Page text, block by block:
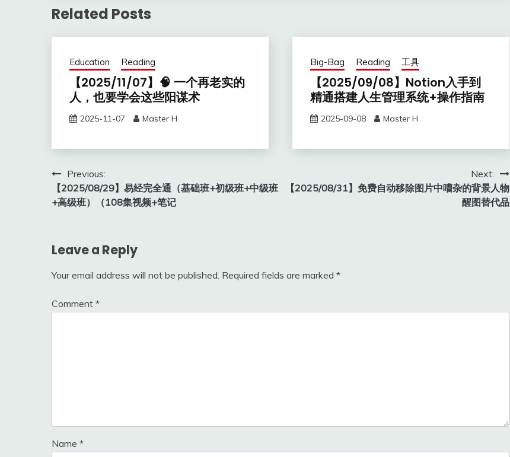
Related Posts
Education Reading
【2025/11/07】🧠 一个再老实的
人，也要学会这些阳谋术
2025-11-07 Master H
Big-Bag Reading 工具
【2025/09/08】Notion入手到
精通搭建人生管理系统+操作指南
2025-09-08 Master H
Post
navigation
Previous:
【2025/08/29】易经完全通（基础班+初级班+中级班
+高级班）（108集视频+笔记
Next:
【2025/08/31】免费自动移除图片中嘈杂的背景人物
醒图替代品
Leave a Reply
Your email address will not be published. Required fields are marked *
Comment *
Name *